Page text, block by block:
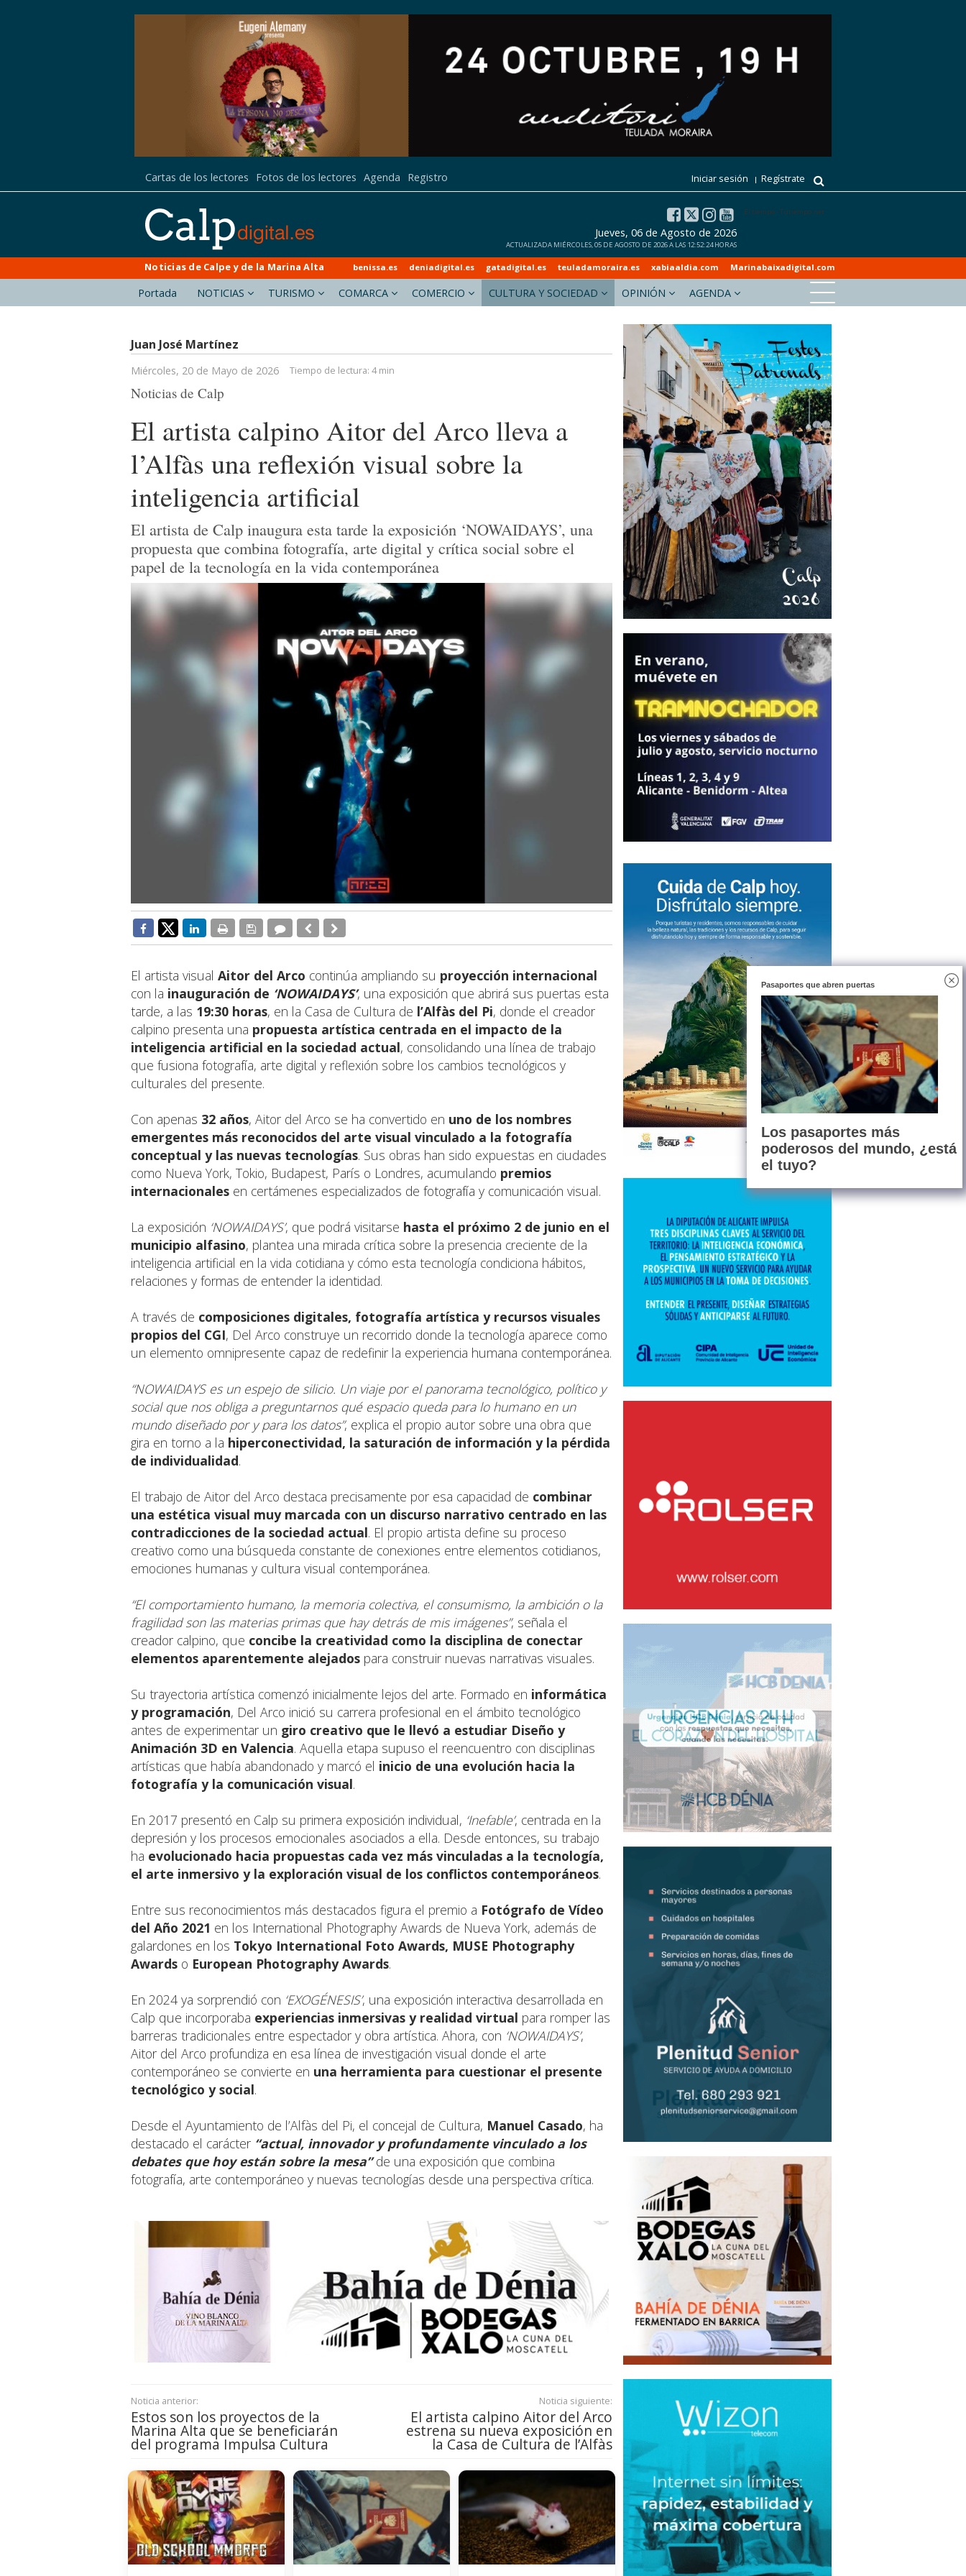
Cartas de los lectores Fotos de los lectores Agenda Registro Iniciar sesión Regístrate
El tiempo - Tutiempo.net
Jueves, 06 de Agosto de 2026
ACTUALIZADA MIÉRCOLES, 05 DE AGOSTO DE 2026 A LAS 12:52:24 HORAS
Noticias de Calpe y de la Marina Alta benissa.es deniadigital.es gatadigital.es teuladamoraira.es xabiaaldia.com Marinabaixadigital.com
Portada NOTICIAS TURISMO COMARCA COMERCIO CULTURA Y SOCIEDAD OPINIÓN AGENDA
Juan José Martínez
Miércoles, 20 de Mayo de 2026 Tiempo de lectura: 4 min
Noticias de Calp
El artista calpino Aitor del Arco lleva a
l’Alfàs una reflexión visual sobre la
inteligencia artificial
El artista de Calp inaugura esta tarde la exposición ‘NOWAIDAYS’, una
propuesta que combina fotografía, arte digital y crítica social sobre el
papel de la tecnología en la vida contemporánea
El artista visual Aitor del Arco continúa ampliando su proyección internacional
con la inauguración de ‘NOWAIDAYS’, una exposición que abrirá sus puertas esta
tarde, a las 19:30 horas, en la Casa de Cultura de l’Alfàs del Pi, donde el creador
calpino presenta una propuesta artística centrada en el impacto de la
inteligencia artificial en la sociedad actual, consolidando una línea de trabajo
que fusiona fotografía, arte digital y reflexión sobre los cambios tecnológicos y
culturales del presente.
Con apenas 32 años, Aitor del Arco se ha convertido en uno de los nombres
emergentes más reconocidos del arte visual vinculado a la fotografía
conceptual y las nuevas tecnologías. Sus obras han sido expuestas en ciudades
como Nueva York, Tokio, Budapest, París o Londres, acumulando premios
internacionales en certámenes especializados de fotografía y comunicación visual.
La exposición ‘NOWAIDAYS’, que podrá visitarse hasta el próximo 2 de junio en el
municipio alfasino, plantea una mirada crítica sobre la presencia creciente de la
inteligencia artificial en la vida cotidiana y cómo esta tecnología condiciona hábitos,
relaciones y formas de entender la identidad.
A través de composiciones digitales, fotografía artística y recursos visuales
propios del CGI, Del Arco construye un recorrido donde la tecnología aparece como
un elemento omnipresente capaz de redefinir la experiencia humana contemporánea.
“NOWAIDAYS es un espejo de silicio. Un viaje por el panorama tecnológico, político y
social que nos obliga a preguntarnos qué espacio queda para lo humano en un
mundo diseñado por y para los datos”, explica el propio autor sobre una obra que
gira en torno a la hiperconectividad, la saturación de información y la pérdida
de individualidad.
El trabajo de Aitor del Arco destaca precisamente por esa capacidad de combinar
una estética visual muy marcada con un discurso narrativo centrado en las
contradicciones de la sociedad actual. El propio artista define su proceso
creativo como una búsqueda constante de conexiones entre elementos cotidianos,
emociones humanas y cultura visual contemporánea.
“El comportamiento humano, la memoria colectiva, el consumismo, la ambición o la
fragilidad son las materias primas que hay detrás de mis imágenes”, señala el
creador calpino, que concibe la creatividad como la disciplina de conectar
elementos aparentemente alejados para construir nuevas narrativas visuales.
Su trayectoria artística comenzó inicialmente lejos del arte. Formado en informática
y programación, Del Arco inició su carrera profesional en el ámbito tecnológico
antes de experimentar un giro creativo que le llevó a estudiar Diseño y
Animación 3D en Valencia. Aquella etapa supuso el reencuentro con disciplinas
artísticas que había abandonado y marcó el inicio de una evolución hacia la
fotografía y la comunicación visual.
En 2017 presentó en Calp su primera exposición individual, ‘Inefable’, centrada en la
depresión y los procesos emocionales asociados a ella. Desde entonces, su trabajo
ha evolucionado hacia propuestas cada vez más vinculadas a la tecnología,
el arte inmersivo y la exploración visual de los conflictos contemporáneos.
Entre sus reconocimientos más destacados figura el premio a Fotógrafo de Vídeo
del Año 2021 en los International Photography Awards de Nueva York, además de
galardones en los Tokyo International Foto Awards, MUSE Photography
Awards o European Photography Awards.
En 2024 ya sorprendió con ‘EXOGÉNESIS’, una exposición interactiva desarrollada en
Calp que incorporaba experiencias inmersivas y realidad virtual para romper las
barreras tradicionales entre espectador y obra artística. Ahora, con ‘NOWAIDAYS’,
Aitor del Arco profundiza en esa línea de investigación visual donde el arte
contemporáneo se convierte en una herramienta para cuestionar el presente
tecnológico y social.
Desde el Ayuntamiento de l’Alfàs del Pi, el concejal de Cultura, Manuel Casado, ha
destacado el carácter “actual, innovador y profundamente vinculado a los
debates que hoy están sobre la mesa”de una exposición que combina
fotografía, arte contemporáneo y nuevas tecnologías desde una perspectiva crítica.
Noticia anterior:
Estos son los proyectos de la
Marina Alta que se beneficiarán
del programa Impulsa Cultura
Noticia siguiente:
El artista calpino Aitor del Arco
estrena su nueva exposición en
la Casa de Cultura de l’Alfàs
Pasaportes que abren puertas
Los pasaportes más
poderosos del mundo, ¿está
el tuyo?